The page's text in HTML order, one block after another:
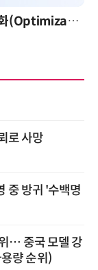
AI 시대의 의사결정을 바꾸는 수리최적화(Optimization): 실제 산업 적용 사례와 활용 전략
로 사망
중 방귀 '수백명
… 중국 모델 강
량 순위)